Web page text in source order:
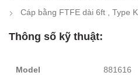
Cáp bằng FTFE dài 6ft , Type K
Thông số kỹ thuật:
Model 881616